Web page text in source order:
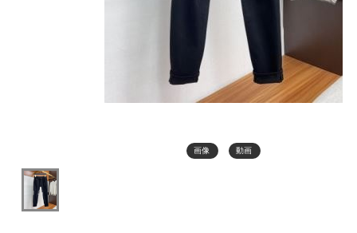
画像 動画